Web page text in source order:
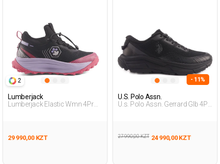
2
Lumberjack
Lumberjack Elastic Wmn 4Pr
29 990,00 KZT
- 11%
U.S. Polo Assn.
U.s. Polo Assn. Gerrard Glb 4Pr
27 990,00 KZT 24 990,00 KZT